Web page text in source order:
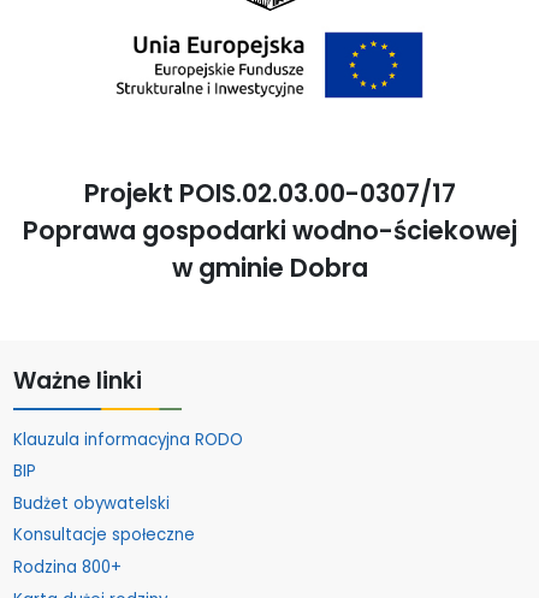
Projekt POIS.02.03.00-0307/17
Poprawa gospodarki wodno-ściekowej
w gminie Dobra
Ważne linki
Klauzula informacyjna RODO
BIP
Budżet obywatelski
Konsultacje społeczne
Rodzina 800+